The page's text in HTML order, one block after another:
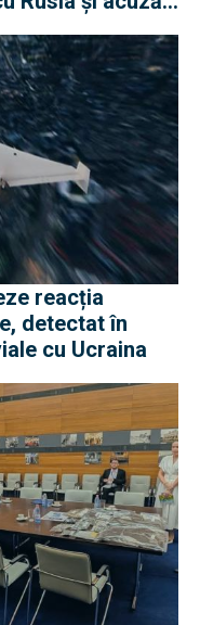
reacția
detectat în
cu Ucraina